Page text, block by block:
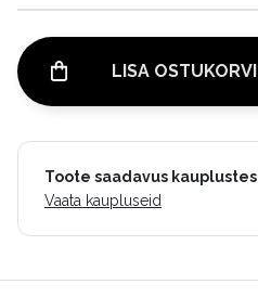
LISA OSTUKORVI
Toote saadavus kauplustes
Vaata kaupluseid